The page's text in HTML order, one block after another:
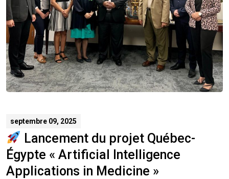
septembre 09, 2025
Lancement du projet Québec-
Égypte « Artificial Intelligence
Applications in Medicine »